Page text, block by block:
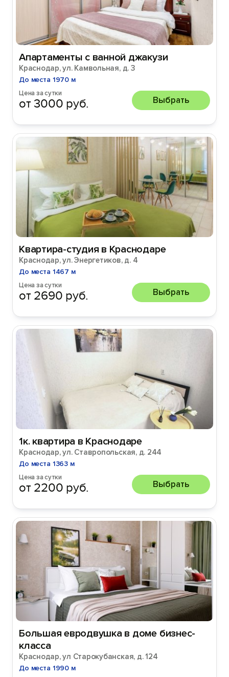
Апартаменты с ванной джакузи
Краснодар, ул. Камвольная, д. 3
До места 1970 м
Цена за сутки
от 3000 руб. Выбрать
Квартира-студия в Краснодаре
Краснодар, ул. Энергетиков, д. 4
До места 1467 м
Цена за сутки
от 2690 руб. Выбрать
1к. квартира в Краснодаре
Краснодар, ул. Ставропольская, д. 244
До места 1363 м
Цена за сутки
от 2200 руб. Выбрать
Большая евродвушка в доме бизнес-
класса
Краснодар, ул Старокубанская, д. 124
До места 1990 м